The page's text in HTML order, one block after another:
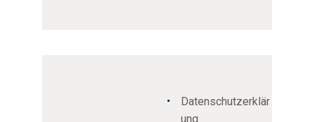
Datenschutzerklär
ung